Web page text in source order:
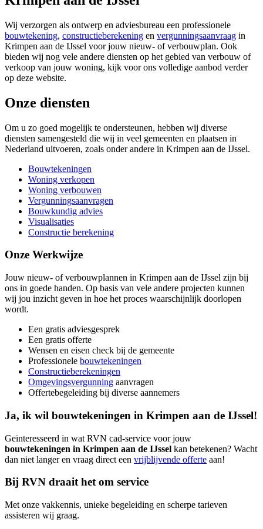
Wij verzorgen als ontwerp en adviesbureau een professionele
bouwtekening, constructieberekening en vergunningsaanvraag in
Krimpen aan de IJssel voor jouw nieuw- of verbouwplan. Ook
bieden wij nog vele andere diensten op het gebied van verbouw of
verkoop van jouw woning, kijk voor ons volledige aanbod verder
op deze website.
Onze diensten
Om u zo goed mogelijk te ondersteunen, hebben wij diverse
diensten samengesteld die wij in veel gemeenten en plaatsen in
Nederland uitvoeren, zoals onder andere in Krimpen aan de IJssel.
Bouwtekeningen
Woning verkopen
Woning verbouwen
Vergunningsaanvragen
Bouwkundig advies
Visualisaties
Constructie berekening
Onze Werkwijze
Jouw nieuw- of verbouwplannen in Krimpen aan de IJssel zijn bij
ons in goede handen. Op basis van vele andere projecten kunnen
wij jou inzicht geven in hoe het proces waarschijnlijk doorlopen
wordt.
Een gratis adviesgesprek
Een gratis offerte
Wensen en eisen check bij de gemeente
Professionele bouwtekeningen
Constructieberekeningen
Omgevingsvergunning aanvragen
Offertebegeleiding bij diverse aannemers
Ja, ik wil bouwtekeningen in Krimpen aan de IJssel!
Geïnteresseerd in wat RVN cad-service voor jouw
bouwtekeningen in Krimpen aan de IJssel kan betekenen? Wacht
dan niet langer en vraag direct een vrijblijvende offerte aan!
Bij RVN draait het om service
Met onze vakkennis, unieke begeleiding en scherpe tarieven
assisteren wij graag.